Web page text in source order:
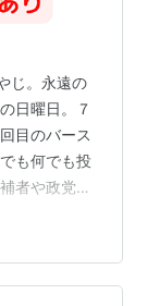
じ。永遠の
日曜日。７
目のバース
も何でも投
者や政党の
」などで検
に答えると